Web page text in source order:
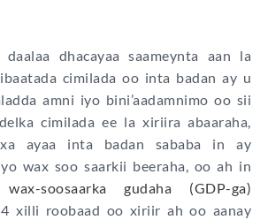
dhacayaa saameynta aan la
cimilada oo inta badan ay u
amni iyo bini’aadamnimo oo sii
cimilada ee la xiriira abaaraha,
ayaa inta badan sababa in ay
wax soo saarkii beeraha, oo ah in
soosaarka gudaha (GDP-ga)
xilli roobaad oo xiriir ah oo aanay